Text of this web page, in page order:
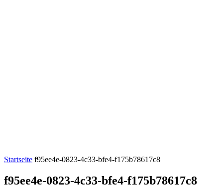
Startseite f95ee4e-0823-4c33-bfe4-f175b78617c8
f95ee4e-0823-4c33-bfe4-f175b78617c8